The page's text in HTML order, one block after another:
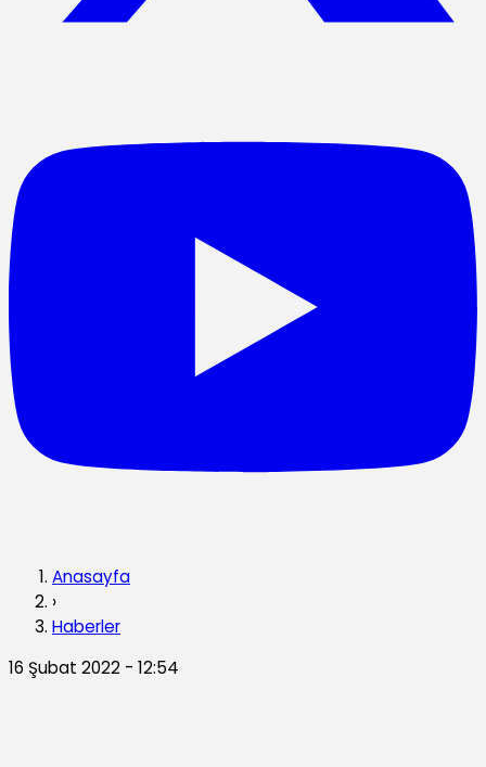
Anasayfa
›
Haberler
16 Şubat 2022 - 12:54